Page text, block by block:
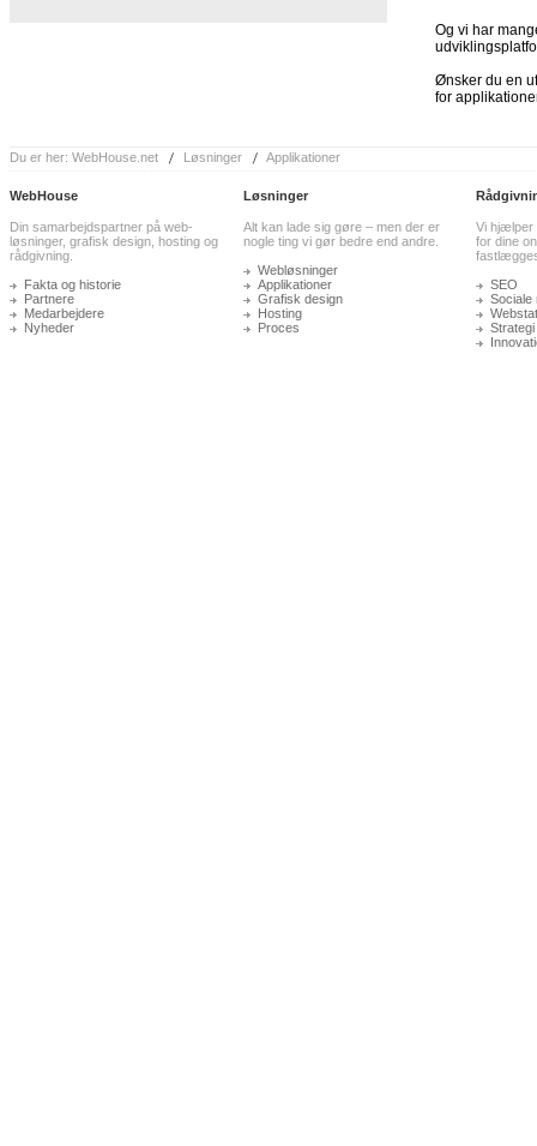
Og vi har
Ønsker du en
for
Du er her: WebHouse.net Løsninger Applikationer
WebHouse
Din samarbejdspartner på web-
løsninger, grafisk design, hosting og
rådgivning.
Fakta og historie
Partnere
Medarbejdere
Nyheder
Løsninger
Alt kan lade sig gøre – men der er
nogle ting vi gør bedre end andre.
Webløsninger
Applikationer
Grafisk design
Hosting
Proces
Vi hjælper
for dine
SEO
Sociale
Strategi